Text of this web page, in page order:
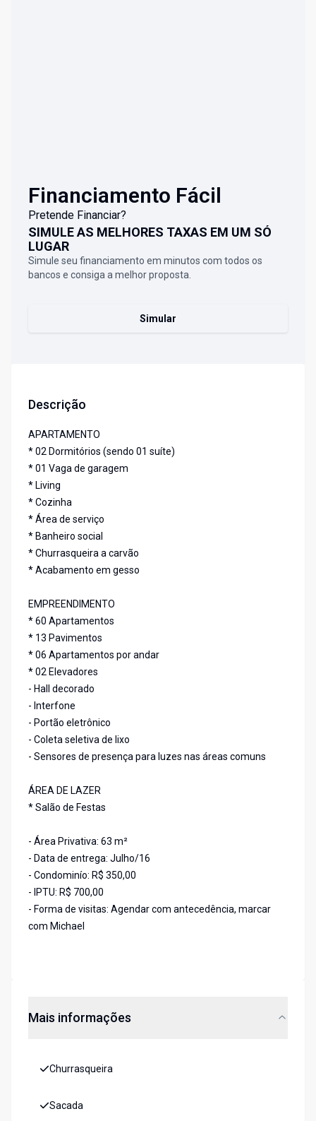
Financiamento Fácil
Pretende Financiar?
SIMULE AS MELHORES TAXAS EM UM SÓ
LUGAR
Simule seu financiamento em minutos com todos os
bancos e consiga a melhor proposta.
Simular
Descrição
APARTAMENTO
* 02 Dormitórios (sendo 01 suíte)
* 01 Vaga de garagem
* Living
* Cozinha
* Área de serviço
* Banheiro social
* Churrasqueira a carvão
* Acabamento em gesso
EMPREENDIMENTO
* 60 Apartamentos
* 13 Pavimentos
* 06 Apartamentos por andar
* 02 Elevadores
- Hall decorado
- Interfone
- Portão eletrônico
- Coleta seletiva de lixo
- Sensores de presença para luzes nas áreas comuns
ÁREA DE LAZER
* Salão de Festas
- Área Privativa: 63 m²
- Data de entrega: Julho/16
- Condominío: R$ 350,00
- IPTU: R$ 700,00
- Forma de visitas: Agendar com antecedência, marcar
com Michael
Mais informações
Churrasqueira
Sacada